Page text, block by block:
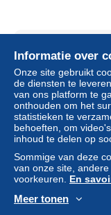
Informatie over
Onze site gebruikt
de diensten te
van ons platform te
onthouden om het
statistieken te
behoeften, om
inhoud te delen op
Sommige van deze
van onze site,
voorkeuren. En
Meer tonen